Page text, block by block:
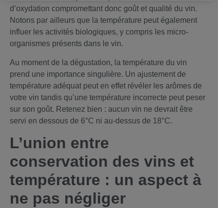
d’oxydation compromettant donc goût et qualité du vin.
Notons par ailleurs que la température peut également
influer les activités biologiques, y compris les micro-
organismes présents dans le vin.
Au moment de la dégustation, la température du vin
prend une importance singulière. Un ajustement de
température adéquat peut en effet révéler les arômes de
votre vin tandis qu’une température incorrecte peut peser
sur son goût. Retenez bien : aucun vin ne devrait être
servi en dessous de 6°C ni au-dessus de 18°C.
L’union entre
conservation des vins et
température : un aspect à
ne pas négliger